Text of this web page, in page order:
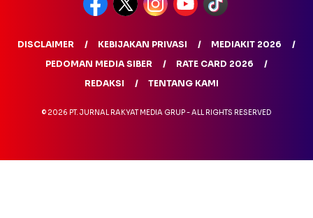
DISCLAIMER KEBIJAKAN PRIVASI
MEDIAKIT 2026
PEDOMAN MEDIA SIBER
RATE CARD 2026
REDAKSI
TENTANG KAMI
© 2026 PT. JURNAL RAKYAT MEDIA GRUP - ALL RIGHTS RESERVED